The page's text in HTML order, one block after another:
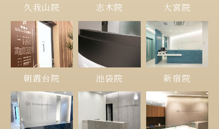
久我山院 志木院 大宮院
朝霞台院 池袋院 新宿院